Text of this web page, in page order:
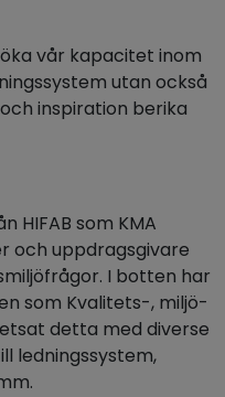
vår kapacitet inom
utan också
inspiration berika
HIFAB som KMA
och uppdragsgivare
I botten har
som Kvalitets-, miljö-
detta med diverse
ledningssystem,